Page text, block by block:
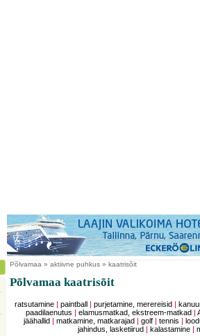
Põlvamaa » aktiivne puhkus » kaatrisõit
Põlvamaa kaatrisõit
ratsutamine| paintball purjetamine, merereisid
paadilaenutus
|elamusmatkad, ekstreem-matkad |
jäähallid
matkamine, matkarajad golf| tennis
jahindus, lasketiirud
kalastamine |